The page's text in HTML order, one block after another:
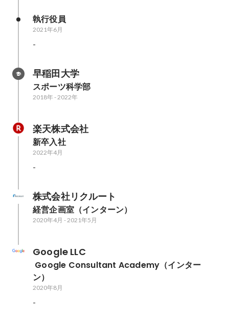
執行役員
2021年6月
-
早稲田大学
スポーツ科学部
2018年-2022年
楽天株式会社
新卒入社
2022年4月
-
株式会社リクルート
経営企画室（インターン）
2020年4月 -2021年5月
Google LLC
ン）
2020年8月
-